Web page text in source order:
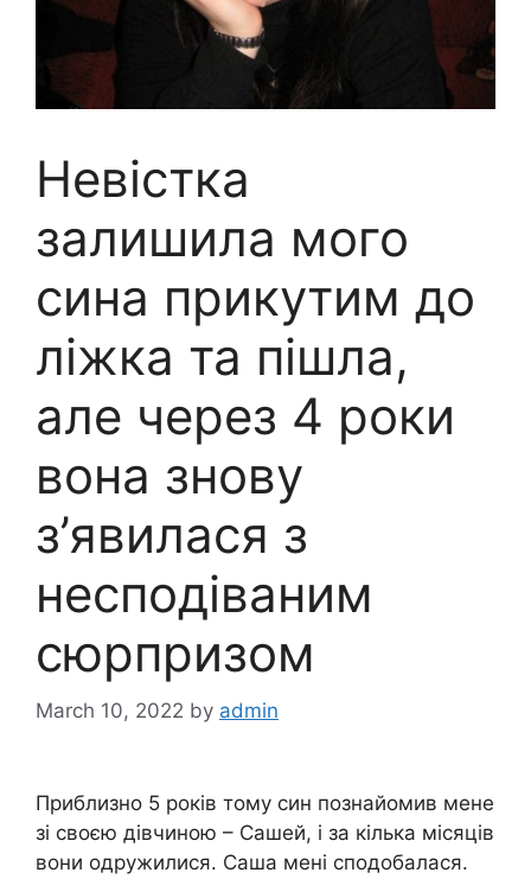
Невістка
залишила мого
сина прикутим до
ліжка та пішла,
але через 4 роки
вона знову
з’явилася з
несподіваним
сюрпризом
March 10, 2022 by admin
Приблизно 5 років тому син познайомив мене
зі своєю дівчиною – Сашей, і за кілька місяців
вони одружилися. Саша мені сподобалася.